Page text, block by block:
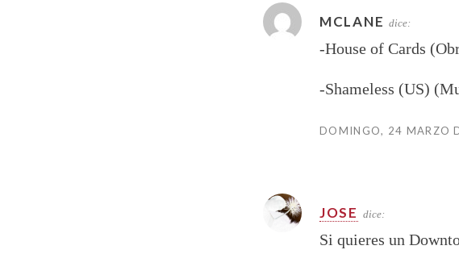
MCLANE dice:
-House of Cards
-Shameless (US)
DOMINGO, 24 MARZO
JOSE dice:
Si quieres un